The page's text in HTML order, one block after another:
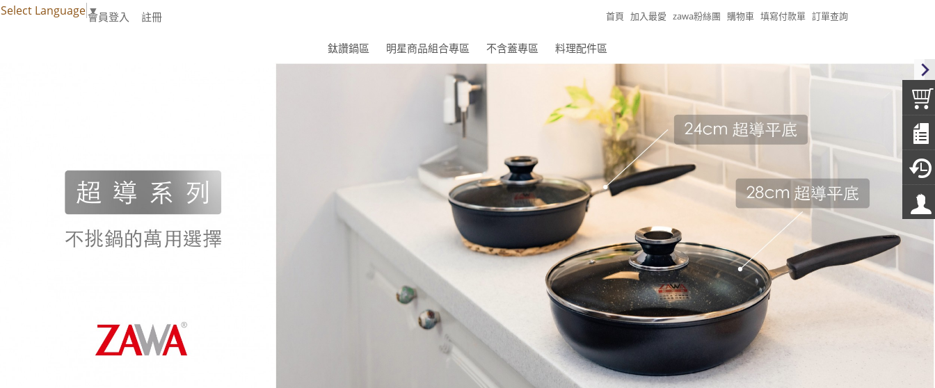
Select Language ▼ 首頁 加入最愛 zawa粉絲團 購物車 填寫付款單 訂單查詢
會員登入 註冊
鈦讚鍋區 明星商品組合專區 不含蓋專區 料理配件區